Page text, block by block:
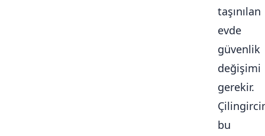
taşınılan
evde
güvenlik
değişimi
gerekir.
bu